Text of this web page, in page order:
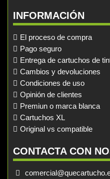
INFORMACIÓN
El proceso de compra
Pago seguro
Entrega de cartuchos de
Cambios y devoluciones
Condiciones de uso
Opinión de clientes
Premiun o marca blanca
Cartuchos XL
Original vs compatible
CONTACTA CON